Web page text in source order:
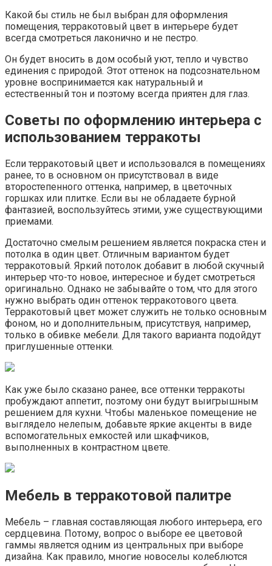
Какой бы стиль не был выбран для оформления
помещения, терракотовый цвет в интерьере будет
всегда смотреться лаконично и не пестро.
Он будет вносить в дом особый уют, тепло и чувство
единения с природой. Этот оттенок на подсознательном
уровне воспринимается как натуральный и
естественный тон и поэтому всегда приятен для глаз.
Советы по оформлению интерьера с
использованием терракоты
Если терракотовый цвет и использовался в помещениях
ранее, то в основном он присутствовал в виде
второстепенного оттенка, например, в цветочных
горшках или плитке. Если вы не обладаете бурной
фантазией, воспользуйтесь этими, уже существующими
приемами.
Достаточно смелым решением является покраска стен и
потолка в один цвет. Отличным вариантом будет
терракотовый. Яркий потолок добавит в любой скучный
интерьер что-то новое, интересное и будет смотреться
оригинально. Однако не забывайте о том, что для этого
нужно выбрать один оттенок терракотового цвета.
Терракотовый цвет может служить не только основным
фоном, но и дополнительным, присутствуя, например,
только в обивке мебели. Для такого варианта подойдут
приглушенные оттенки.
Как уже было сказано ранее, все оттенки терракоты
пробуждают аппетит, поэтому они будут выигрышным
решением для кухни. Чтобы маленькое помещение не
выглядело нелепым, добавьте яркие акценты в виде
вспомогательных емкостей или шкафчиков,
выполненных в контрастном цвете.
Мебель в терракотовой палитре
Мебель – главная составляющая любого интерьера, его
сердцевина. Потому, вопрос о выборе ее цветовой
гаммы является одним из центральных при выборе
дизайна. Как правило, многие новоселы колеблются